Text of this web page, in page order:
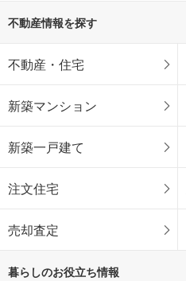
不動産情報を探す
不動産・住宅
新築マンション
新築一戸建て
注文住宅
売却査定
暮らしのお役立ち情報